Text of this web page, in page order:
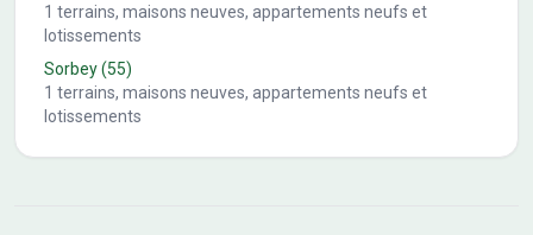
1 terrains, maisons neuves, appartements neufs et
lotissements
Sorbey(55)
1 terrains, maisons neuves, appartements neufs et
lotissements